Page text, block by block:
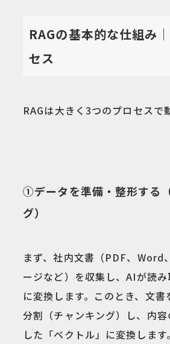
RAGの基本的な仕組み
セス
RAGは大きく3つのプロセスで
①データを準備・整形する
グ）
まず、社内文書（PDF、Word
ージなど）を収集し、AIが読
に変換します。このとき、文
分割（チャンキング）し、内
した「ベクトル」に変換しま